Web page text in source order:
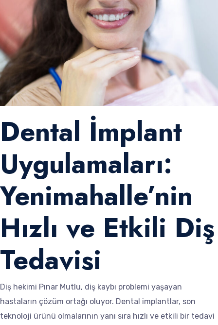
Dental İmplant
Uygulamaları:
Yenimahalle’nin
Hızlı ve Etkili Diş
Tedavisi
Diş hekimi Pınar Mutlu, diş kaybı problemi yaşayan
hastaların çözüm ortağı oluyor. Dental implantlar, son
teknoloji ürünü olmalarının yanı sıra hızlı ve etkili bir tedavi